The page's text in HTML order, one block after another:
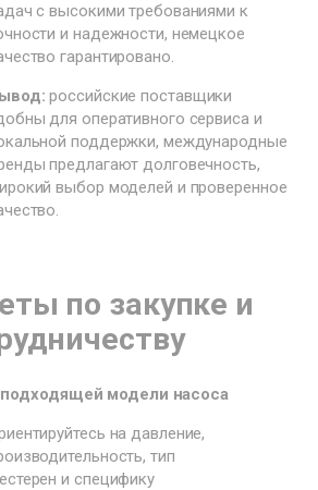
с высокими требованиями к
и надежности, немецкое
гарантировано.
российские поставщики
для оперативного сервиса и
поддержки, международные
предлагают долговечность,
выбор моделей и проверенное
по закупке и
модели насоса
на давление,
тип
и специфику